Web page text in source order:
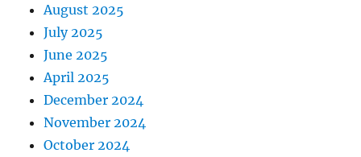
August 2025
July 2025
June 2025
April 2025
December 2024
November 2024
October 2024